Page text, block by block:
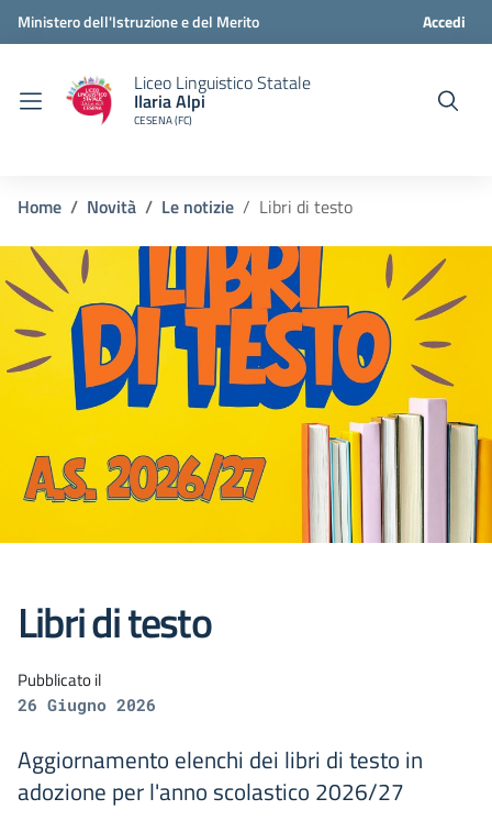
Ministero dell'Istruzione e del Merito Accedi
Liceo Linguistico Statale
Ilaria Alpi
CESENA (FC)
Home Novità Le notizie Libri di testo
Libri di testo
Pubblicato il
26 Giugno 2026
Aggiornamento elenchi dei libri di testo in
adozione per l'anno scolastico 2026/27